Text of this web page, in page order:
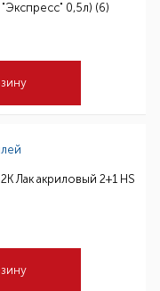
0,5л) (6)
Лак акриловый 2+1 HS